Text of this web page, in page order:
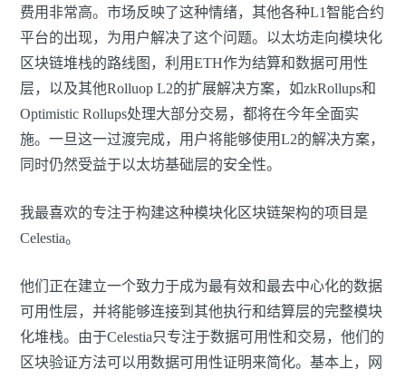
费用非常高。市场反映了这种情绪，其他各种L1智能合约
平台的出现，为用户解决了这个问题。以太坊走向模块化
区块链堆栈的路线图，利用ETH作为结算和数据可用性
层，以及其他Rolluop L2的扩展解决方案，如zkRollups和
Optimistic Rollups处理大部分交易，都将在今年全面实
施。一旦这一过渡完成，用户将能够使用L2的解决方案，
同时仍然受益于以太坊基础层的安全性。
我最喜欢的专注于构建这种模块化区块链架构的项目是
Celestia。
他们正在建立一个致力于成为最有效和最去中心化的数据
可用性层，并将能够连接到其他执行和结算层的完整模块
化堆栈。由于Celestia只专注于数据可用性和交易，他们的
区块验证方法可以用数据可用性证明来简化。基本上，网